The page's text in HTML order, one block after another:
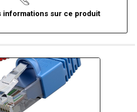
informations sur ce produit